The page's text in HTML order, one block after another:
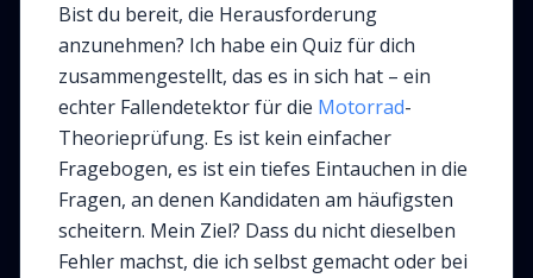
Bist du bereit, die Herausforderung
anzunehmen? Ich habe ein Quiz für dich
zusammengestellt, das es in sich hat – ein
echter Fallendetektor für die Motorrad-
Theorieprüfung. Es ist kein einfacher
Fragebogen, es ist ein tiefes Eintauchen in die
Fragen, an denen Kandidaten am häufigsten
scheitern. Mein Ziel? Dass du nicht dieselben
Fehler machst, die ich selbst gemacht oder bei